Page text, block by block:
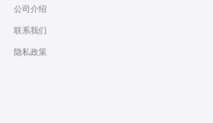
公司介绍
联系我们
隐私政策